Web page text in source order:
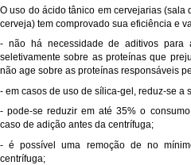
O uso do ácido tânico em cervejarias (sala
cerveja) tem comprovado sua eficiência e
- não há necessidade de aditivos
seletivamente sobre as proteínas que
não age sobre as proteínas responsáveis
- em casos de uso de sílica-gel, reduz-se a
- pode-se reduzir em até 35% o
caso de adição antes da centrífuga;
- é possível uma remoção de no
centrífuga;